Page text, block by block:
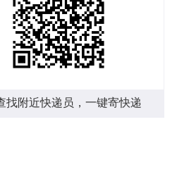
找附近快递员，一键寄快递